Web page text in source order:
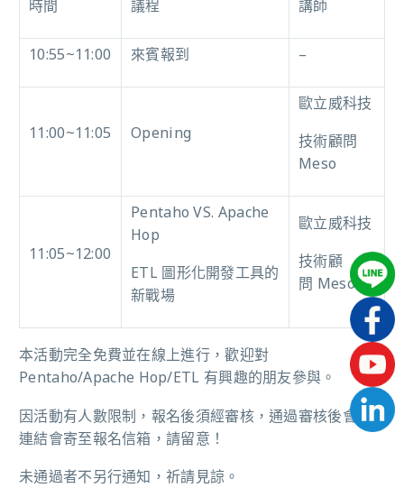
時間 議程 講師
10:55~11:00 來賓報到 –
11:00~11:05 Opening
歐立威科技
技術顧問
Meso
11:05~12:00
Pentaho VS. Apache
Hop
ETL 圖形化開發工具的
新戰場
歐立威科技
技術顧
問 Meso
本活動完全免費並在線上進行，歡迎對
Pentaho/Apache Hop/ETL 有興趣的朋友參與。
因活動有人數限制，報名後須經審核，通過審核後會議
連結會寄至報名信箱，請留意！
未通過者不另行通知，祈請見諒。